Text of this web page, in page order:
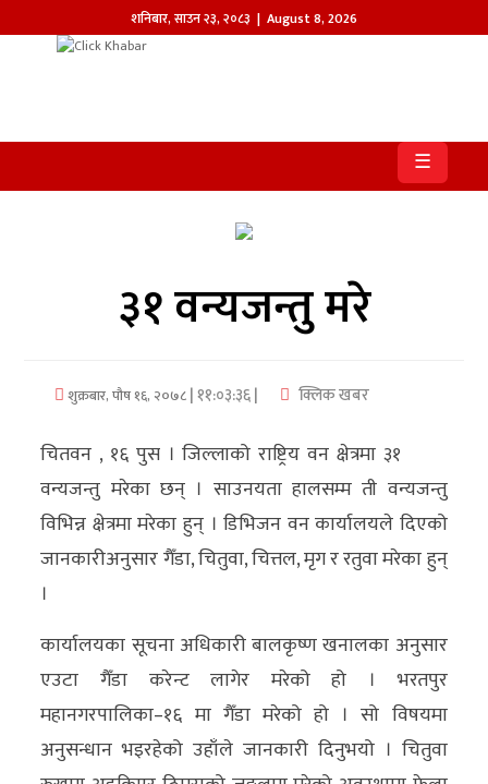
शनिबार,साउन२३,२०८३ | August 8, 2026
खबर
समाज
सम्पादकीय
अन्तर्राष्ट्रिय
अर्थ/
वाणिज्य
विज्ञान
प्रविधि
अन्तरर्वार्ता
☰
३१ वन्यजन्तु मरे
शुक्रबार, पौष १६, २०७८| ११:०३:३६ | क्लिक खबर
चितवन , १६ पुस । जिल्लाको राष्ट्रिय वन क्षेत्रमा ३१
वन्यजन्तु मरेका छन् । साउनयता हालसम्म ती वन्यजन्तु
विभिन्न क्षेत्रमा मरेका हुन् । डिभिजन वन कार्यालयले दिएको
जानकारीअनुसार गैँडा, चितुवा, चित्तल, मृग र रतुवा मरेका हुन्
।
कार्यालयका सूचना अधिकारी बालकृष्ण खनालका अनुसार
एउटा गैँडा करेन्ट लागेर मरेको हो । भरतपुर
महानगरपालिका–१६ मा गैँडा मरेको हो । सो विषयमा
अनुसन्धान भइरहेको उहाँले जानकारी दिनुभयो । चितुवा